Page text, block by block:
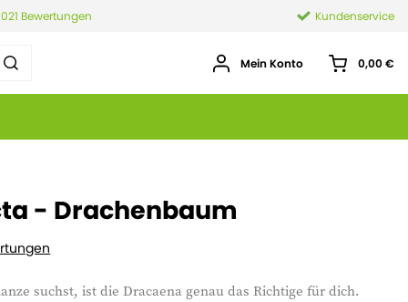
Bewertungen Kundenservice
Mein Konto 0,00 €
- Drachenbaum
suchst, ist die Dracaena genau das Richtige für dich.